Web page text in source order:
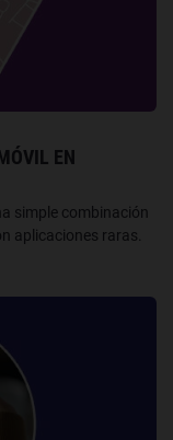
EN
simple combinación
aplicaciones raras.